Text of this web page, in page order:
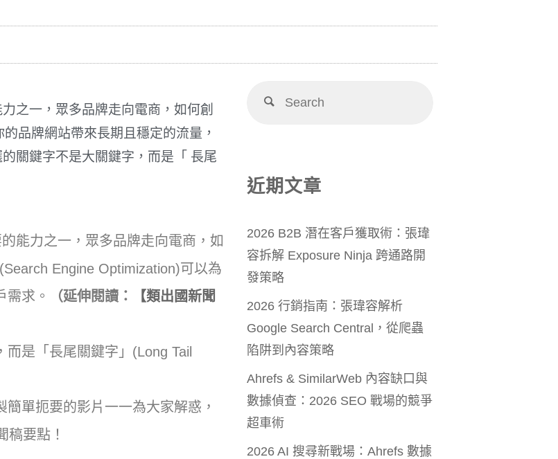
之一，眾多品牌走向電商，如何創
品牌網站帶來長期且穩定的流量，
關鍵字不是大關鍵字，而是「 長尾
能力之一，眾多品牌走向電商，如
Engine Optimization)可以為
求。
（延伸閱讀：
【類出國新聞
是「長尾關鍵字」(Long Tail
單扼要的影片一一為大家解惑，
要點！
近期文章
2026 B2B 潛在客戶獲取術：張瑋
容拆解 Exposure Ninja 跨通路開
發策略
2026 行銷指南：張瑋容解析
Google Search Central，從爬蟲
陷阱到內容策略
Ahrefs & SimilarWeb 內容缺口與
數據偵查：2026 SEO 戰場的競爭
超車術
2026 AI 搜尋新戰場：Ahrefs 數據